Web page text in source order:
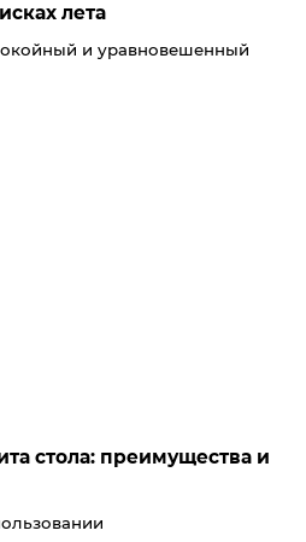
лета
и уравновешенный
стола: преимущества и